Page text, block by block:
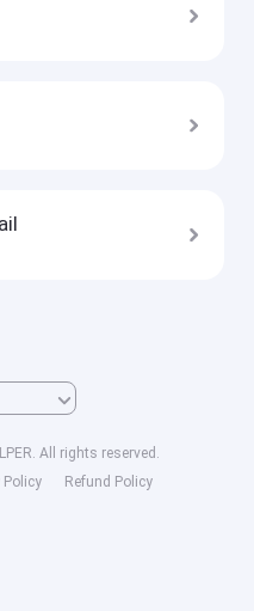
All rights reserved.
Policy Refund Policy